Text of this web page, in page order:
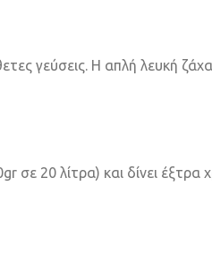
γεύσεις. Η απλή λευκή
σε 20 λίτρα) και δίνει έξτρα